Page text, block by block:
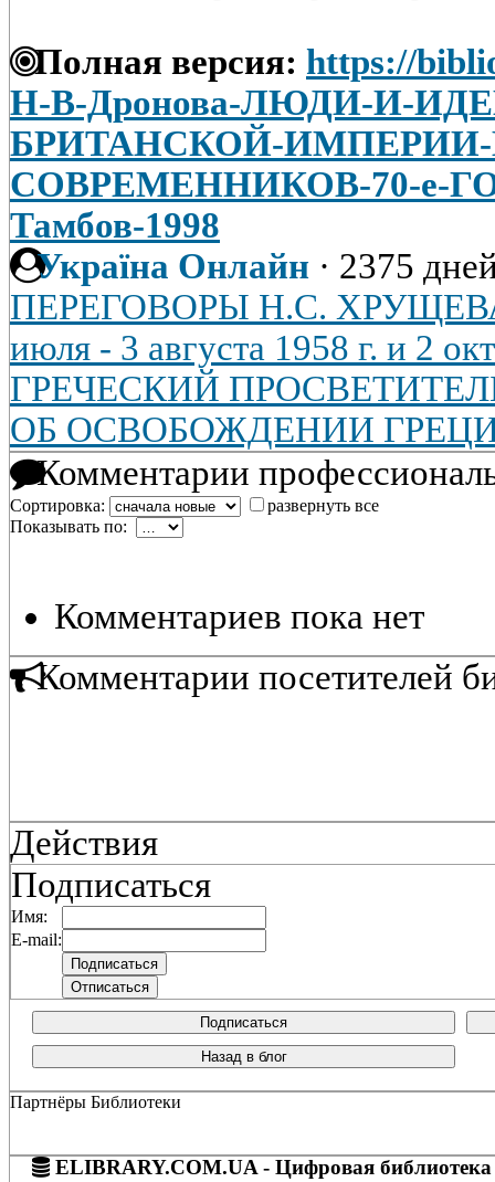
Полная версия: https://
Н-В-Дронова-ЛЮДИ-И-
БРИТАНСКОЙ-
СОВРЕМЕННИКОВ-70-е-
Тамбов-1998
Україна Онлайн · 2375
ПЕРЕГОВОРЫ Н.С.
июля - 3 августа 1958 г. и 2
ГРЕЧЕСКИЙ
ОБ ОСВОБОЖДЕНИИ
Комментарии
Сортировка:
развернуть все
Показывать по:
Комментариев пока нет
Комментарии посетителей
Действия
Подписаться
Имя:
E-mail:
Подписаться
Назад в блог
Партнёры Библиотеки
ELIBRARY.COM.UA - Цифровая библиотека